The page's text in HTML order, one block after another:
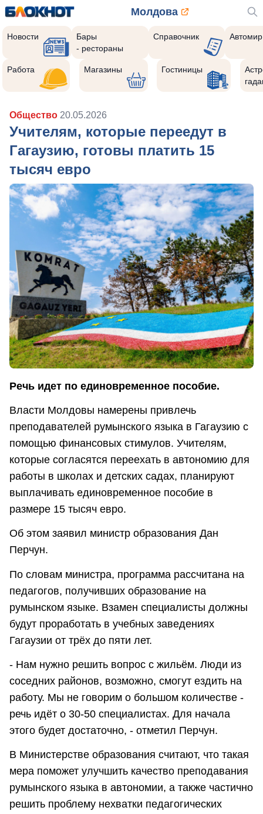
Молдова
Новости
Бары
- рестораны
Справочник Автомир
Работа Магазины Гостиницы
Общество 20.05.2026
Учителям, которые переедут в
Гагаузию, готовы платить 15
тысяч евро
Речь идет по единовременное пособие.
Власти Молдовы намерены привлечь
преподавателей румынского языка в Гагаузию с
помощью финансовых стимулов. Учителям,
которые согласятся переехать в автономию для
работы в школах и детских садах, планируют
выплачивать единовременное пособие в
размере 15 тысяч евро.
Об этом заявил министр образования Дан
Перчун.
По словам министра, программа рассчитана на
педагогов, получивших образование на
румынском языке. Взамен специалисты должны
будут проработать в учебных заведениях
Гагаузии от трёх до пяти лет.
- Нам нужно решить вопрос с жильём. Люди из
соседних районов, возможно, смогут ездить на
работу. Мы не говорим о большом количестве -
речь идёт о 30-50 специалистах. Для начала
этого будет достаточно, - отметил Перчун.
В Министерстве образования считают, что такая
мера поможет улучшить качество преподавания
румынского языка в автономии, а также частично
решить проблему нехватки педагогических